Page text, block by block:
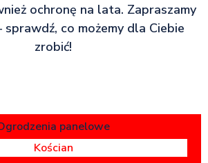
ochronę na lata. Zapraszamy
co możemy dla Ciebie
zrobić!
panelowe
Kościan